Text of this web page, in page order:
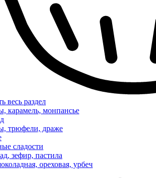
весь раздел
карамель, монпансье
трюфели, драже
сладости
зефир, пастила
ореховая, урбеч